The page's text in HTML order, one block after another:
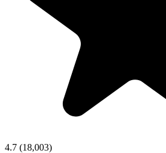
4.7 (18,003)